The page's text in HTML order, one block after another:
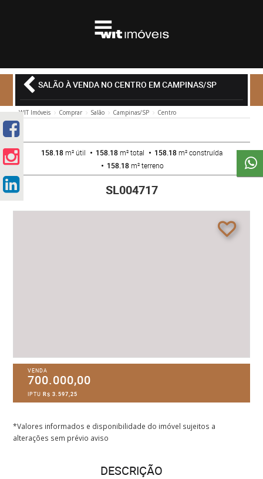
SALÃO À VENDA NO CENTRO EM CAMPINAS/SP
WIT Imóveis Comprar Salão Campinas/SP Centro
158.18m² útil 158.18m² total 158.18m² construída
158.18m² terreno
SL004717
VENDA
700.000,00
IPTUR$ 3.597,25
*Valores informados e disponibilidade do imóvel sujeitos a
alterações sem prévio aviso
DESCRIÇÃO